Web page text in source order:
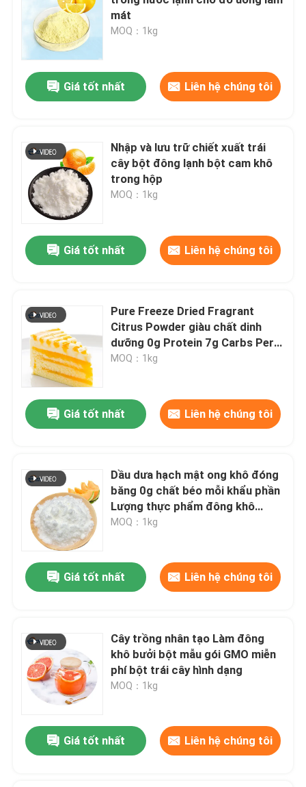
hương vị và hương thơm
Hương vị tổng hợp
Tinh dầu thực vật tự nhiên
chiết xuất thực vật tinh khiết
Chất làm ngọt
bột trái cây
bột đông khô
Dầu hữu cơ
Các thành phần giảm cân tự nhiên
Màu sắc tố tự nhiên
mát
MOQ：1kg
Giá tốt nhất Liên hệ chúng tôi
Nhập và lưu trữ chiết xuất trái
cây bột đông lạnh bột cam khô
trong hộp
MOQ：1kg
Giá tốt nhất Liên hệ chúng tôi
Pure Freeze Dried Fragrant
Citrus Powder giàu chất dinh
dưỡng 0g Protein 7g Carbs Per
Serving
MOQ：1kg
Giá tốt nhất Liên hệ chúng tôi
Dầu dưa hạch mật ong khô đóng
băng 0g chất béo mỗi khẩu phần
Lượng thực phẩm đông khô
carbohydrate
MOQ：1kg
Giá tốt nhất Liên hệ chúng tôi
Cây trồng nhân tạo Làm đông
khô bưởi bột mẫu gói GMO miễn
phí bột trái cây hình dạng
MOQ：1kg
Giá tốt nhất Liên hệ chúng tôi